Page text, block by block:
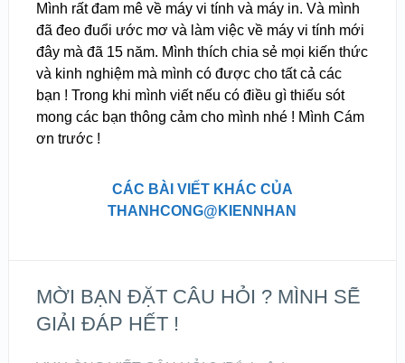
Mình rất đam mê về máy vi tính và máy in. Và mình
đã đeo đuổi ước mơ và làm việc về máy vi tính mới
đây mà đã 15 năm. Mình thích chia sẻ mọi kiến thức
và kinh nghiệm mà mình có được cho tất cả các
bạn ! Trong khi mình viết nếu có điều gì thiếu sót
mong các bạn thông cảm cho mình nhé ! Mình Cám
ơn trước !
CÁC BÀI VIẾT KHÁC CỦA
THANHCONG@KIENNHAN
MỜI BẠN ĐẶT CÂU HỎI ? MÌNH SẼ
GIẢI ĐÁP HẾT !